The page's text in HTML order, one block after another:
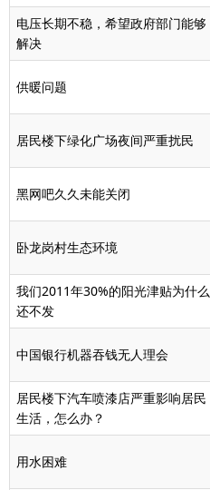
电压长期不稳，希望政府部门能够
解决
供暖问题
居民楼下绿化广场夜间严重扰民
黑网吧久久未能关闭
卧龙岗村生态环境
我们2011年30%的阳光津贴为什么
还不发
中国银行机器吞钱无人理会
居民楼下汽车喷漆店严重影响居民
生活，怎么办？
用水困难